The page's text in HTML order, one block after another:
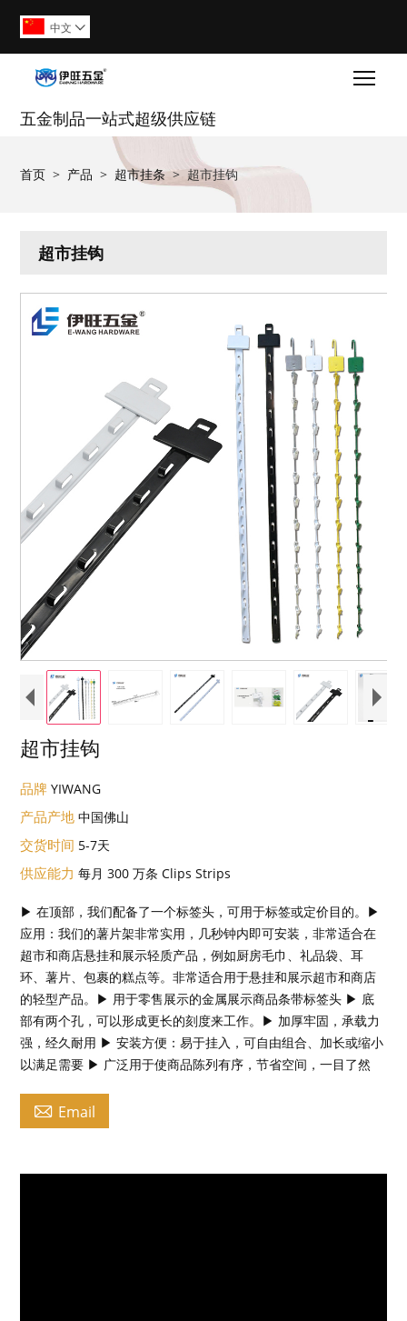
中文 
五金制品一站式超级供应链
首页 > 产品 > 超市挂条 > 超市挂钩
超市挂钩
超市挂钩
品牌YIWANG
产品产地中国佛山
交货时间 5-7天
供应能力每月 300 万条 Clips Strips
▶ 在顶部，我们配备了一个标签头，可用于标签或定价目的。▶
应用：我们的薯片架非常实用，几秒钟内即可安装，非常适合在
超市和商店悬挂和展示轻质产品，例如厨房毛巾、礼品袋、耳
环、薯片、包裹的糕点等。非常适合用于悬挂和展示超市和商店
的轻型产品。▶ 用于零售展示的金属展示商品条带标签头 ▶ 底
部有两个孔，可以形成更长的刻度来工作。▶ 加厚牢固，承载力
强，经久耐用 ▶ 安装方便：易于挂入，可自由组合、加长或缩小
以满足需要 ▶ 广泛用于使商品陈列有序，节省空间，一目了然
 Email